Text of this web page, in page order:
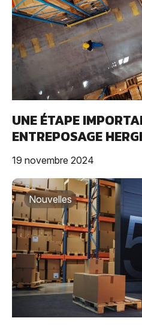
UNE ÉTAPE
ENTREPOSAGE
19 novembre 2024
Nouvelles